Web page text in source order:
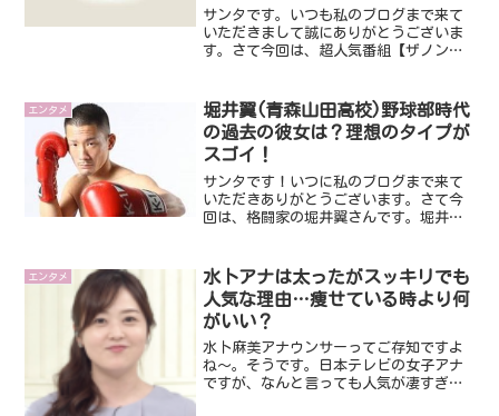
サンタです。いつも私のブログまで来て
いただきまして誠にありがとうございま
す。さて今回は、超人気番組【ザノンフ
ィクションとても考えさせられる番組で
すが、非常に心に残る内容...
エンタメ
堀井翼(青森山田高校)野球部時代
の過去の彼女は？理想のタイプが
スゴイ！
サンタです！いつに私のブログまで来て
いただきありがとうございます。さて今
回は、格闘家の堀井翼さんです。堀井翼
家なんですけど、ユーチューバーであ
り、しかも顔が強面。でも、...
エンタメ
水卜アナは太ったがスッキリでも
人気な理由…痩せている時より何
がいい？
水卜麻美アナウンサーってご存知ですよ
ね～。そうです。日本テレビの女子アナ
ですが、なんと言っても人気が凄すぎで